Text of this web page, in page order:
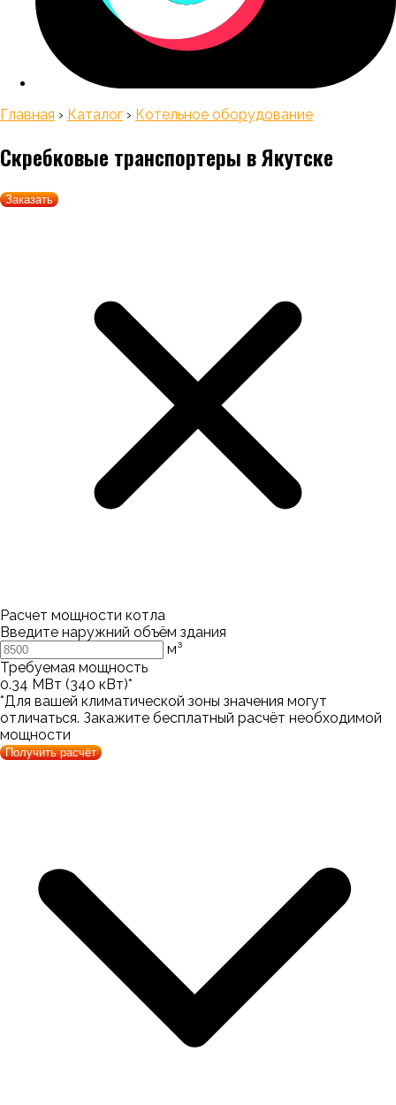
Главная › Каталог › Котельное оборудование
Скребковые транспортеры в Якутске
Заказать
Расчет мощности котла
Введите наружний объём здания
м³
Требуемая мощность
0.34 МВт (340 кВт)*
*Для вашей климатической зоны значения могут
отличаться. Закажите бесплатный расчёт необходимой
мощности
Получить расчёт